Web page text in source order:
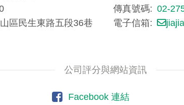
區民生東路五段36巷
傳真號碼
02-
電子信箱
公司評分與網站資訊
Facebook 連結